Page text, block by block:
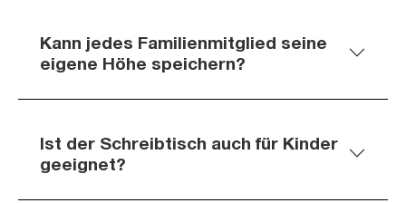
Kann jedes Familienmitglied seine
eigene Höhe speichern?
Ist der Schreibtisch auch für Kinder
geeignet?